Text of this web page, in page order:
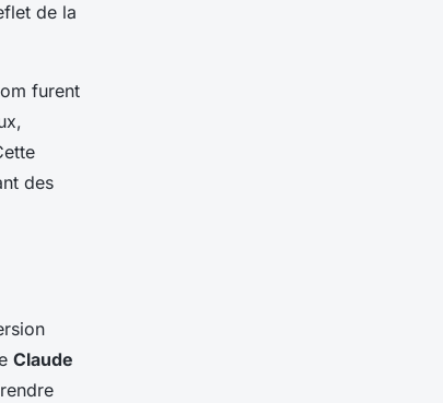
de la
furent
des
Claude